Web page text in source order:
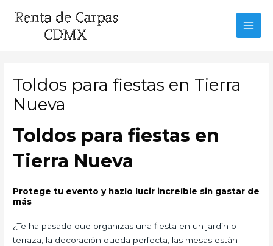
Toldos para fiestas en Tierra
Nueva
Toldos para fiestas en
Tierra Nueva
Protege tu evento y hazlo lucir increíble sin gastar de
más
¿Te ha pasado que organizas una fiesta en un jardín o
terraza, la decoración queda perfecta, las mesas están